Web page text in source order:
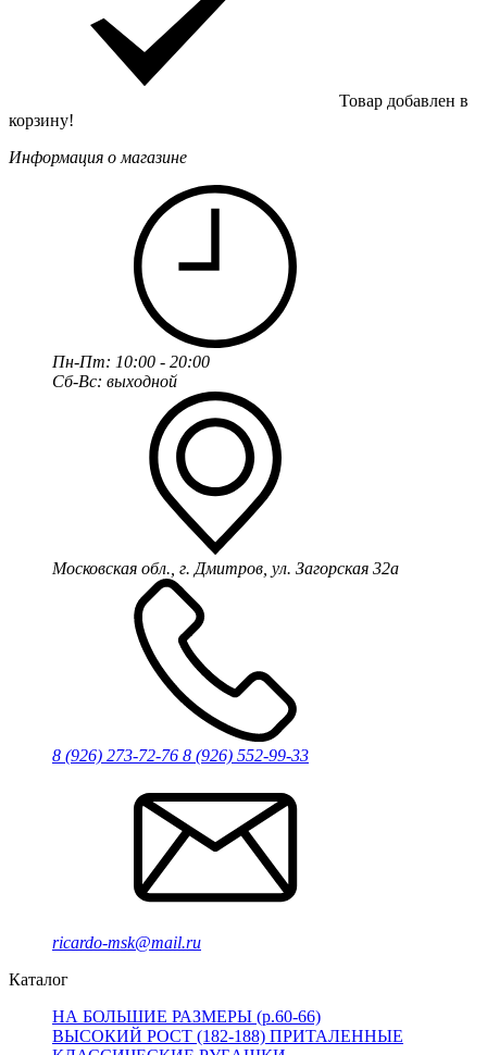
Товар добавлен в
корзину!
Информация о магазине
Пн-Пт: 10:00 - 20:00
Сб-Вс: выходной
Московская обл., г. Дмитров, ул. Загорская 32а
8 (926) 273-72-76 8 (926) 552-99-33
ricardo-msk@mail.ru
Каталог
НА БОЛЬШИЕ РАЗМЕРЫ (р.60-66)
ВЫСОКИЙ РОСТ (182-188) ПРИТАЛЕННЫЕ